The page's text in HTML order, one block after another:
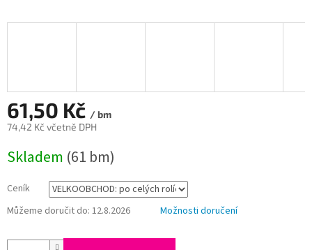
61,50 Kč / bm
74,42 Kč včetně DPH
cena:
Skladem (61 bm)
Ceník
Můžeme doručit do: 12.8.2026 Možnosti doručení